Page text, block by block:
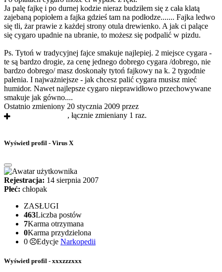
Ja palę fajkę i po durnej kodzie nieraz budziłem się z cała klatą
zajebaną popiołem a fajka gdzieś tam na podłodze....... Fajka ledwo
się tli, żar prawie z każdej strony otula drewienko. A jak ci palące
się cygaro upadnie na ubranie, to możesz się podpalić w pizdu.
Ps. Tytoń w tradycyjnej fajce smakuje najlepiej. 2 miejsce cygara -
te są bardzo drogie, za cenę jednego dobrego cygara /dobrego, nie
bardzo dobrego/ masz doskonały tytoń fajkowy na k. 2 tygodnie
palenia. I najważniejsze - jak chcesz palić cygara musisz mieć
humidor. Nawet najlepsze cygaro nieprawidłowo przechowywane
smakuje jak gówno....
Ostatnio zmieniony 20 stycznia 2009 przez
Rauschstoffbenutzer , łącznie zmieniany 1 raz.
Wyświetl profil - Virus X
Rejestracja: 14 sierpnia 2007
Płeć: chłopak
ZASŁUGI
463Liczba postów
7Karma otrzymana
0Karma przydzielona
0
Edycje Narkopedii
Wyświetl profil - xxxzzzxxx